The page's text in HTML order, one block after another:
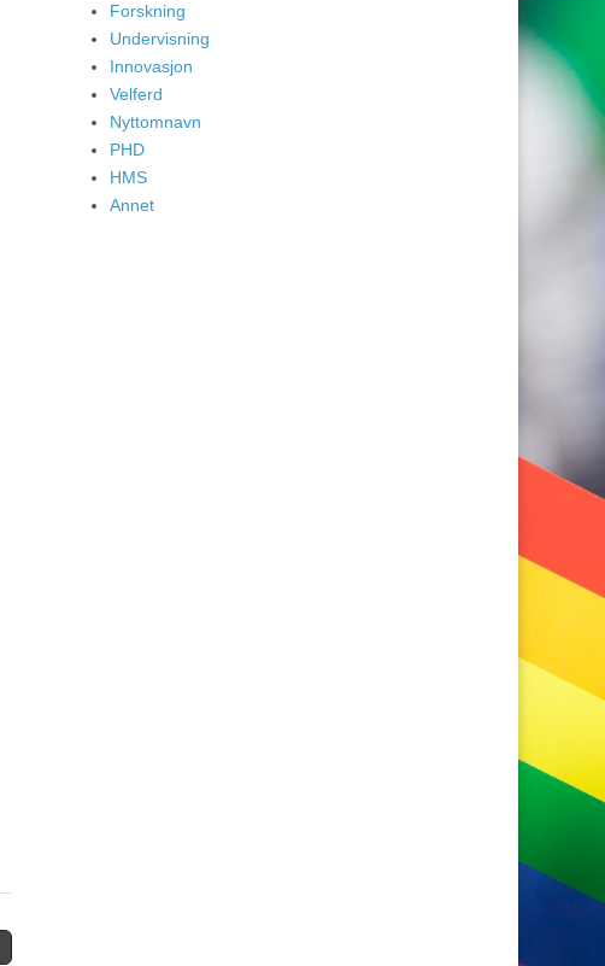
Forskning
Undervisning
Innovasjon
Velferd
Nyttomnavn
PHD
HMS
Annet